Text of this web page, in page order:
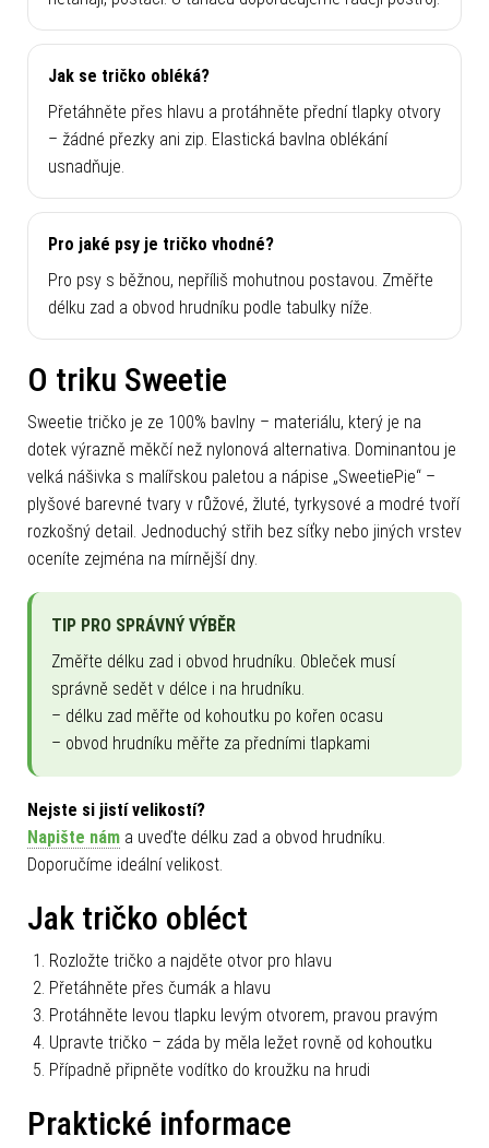
Jak se tričko obléká?
Přetáhněte přes hlavu a protáhněte přední tlapky otvory
– žádné přezky ani zip. Elastická bavlna oblékání
usnadňuje.
Pro jaké psy je tričko vhodné?
Pro psy s běžnou, nepříliš mohutnou postavou. Změřte
délku zad a obvod hrudníku podle tabulky níže.
O triku Sweetie
Sweetie tričko je ze 100% bavlny – materiálu, který je na
dotek výrazně měkčí než nylonová alternativa. Dominantou je
velká nášivka s malířskou paletou a nápise „SweetiePie“ –
plyšové barevné tvary v růžové, žluté, tyrkysové a modré tvoří
rozkošný detail. Jednoduchý střih bez síťky nebo jiných vrstev
oceníte zejména na mírnější dny.
TIP PRO SPRÁVNÝ VÝBĚR
Změřte délku zad i obvod hrudníku. Obleček musí
správně sedět v délce i na hrudníku.
– délku zad měřte od kohoutku po kořen ocasu
– obvod hrudníku měřte za předními tlapkami
Nejste si jistí velikostí?
Napište nám a uveďte délku zad a obvod hrudníku.
Doporučíme ideální velikost.
Jak tričko obléct
Rozložte tričko a najděte otvor pro hlavu
Přetáhněte přes čumák a hlavu
Protáhněte levou tlapku levým otvorem, pravou pravým
Upravte tričko – záda by měla ležet rovně od kohoutku
Případně připněte vodítko do kroužku na hrudi
Praktické informace